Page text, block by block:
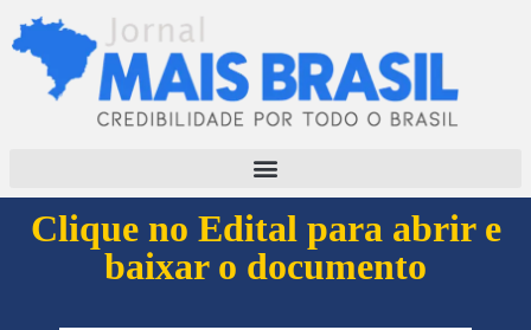
Clique no Edital para abrir e
baixar o documento